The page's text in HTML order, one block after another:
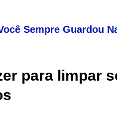
Sempre Guardou
para limpar